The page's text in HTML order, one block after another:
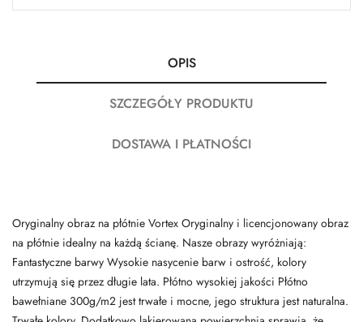
OPIS
SZCZEGÓŁY PRODUKTU
DOSTAWA I PŁATNOŚCI
Oryginalny obraz na płótnie Vortex Oryginalny i licencjonowany obraz
na płótnie idealny na każdą ścianę. Nasze obrazy wyróżniają:
Fantastyczne barwy Wysokie nasycenie barw i ostrość, kolory
utrzymują się przez długie lata. Płótno wysokiej jakości Płótno
bawełniane 300g/m2 jest trwałe i mocne, jego struktura jest naturalna.